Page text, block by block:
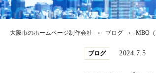
大阪市のホームページ制作会社 ブログ MBO（
ブログ 2024.7.5